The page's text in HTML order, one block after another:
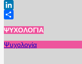
Tumblr
LinkedIn
ΨΥΧΟΛΟΓΊΑ
Ψυχολογία